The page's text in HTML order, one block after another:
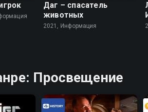
Даг – спасатель
животных
2021, Информация
Просвещение